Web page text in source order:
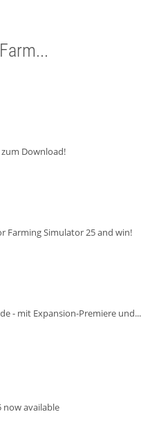
Download!
Farming Simulator 25 and win!
- mit Expansion-Premiere und...
now available